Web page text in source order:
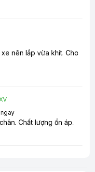
nên lắp vừa khít. Cho
Chất lượng ổn áp.